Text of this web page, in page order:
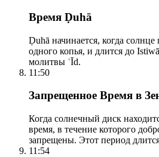
Время Ḍuhā
Ḍuhā начинается, когда
одного копья, и длится до
молитвы ʿĪd.
11:50
Запрещенное Время в
Когда солнечный диск
время, в течение которого
запрещены. Этот период
11:54